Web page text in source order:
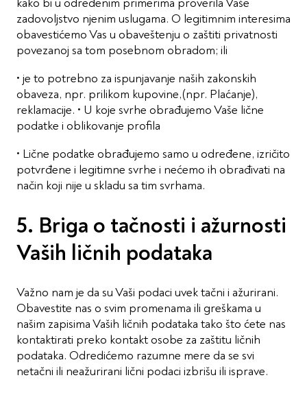
kako bi u određenim primerima proverila Vaše
zadovoljstvo njenim uslugama. O legitimnim interesima
obavestićemo Vas u obaveštenju o zaštiti privatnosti
povezanoj sa tom posebnom obradom; ili
• je to potrebno za ispunjavanje naših zakonskih
obaveza, npr. prilikom kupovine,(npr. Plaćanje),
reklamacije. • U koje svrhe obrađujemo Vaše lične
podatke i oblikovanje profila
• Lične podatke obrađujemo samo u određene, izričito
potvrđene i legitimne svrhe i nećemo ih obrađivati na
način koji nije u skladu sa tim svrhama.
5. Briga o tačnosti i ažurnosti
Vaših ličnih podataka
Važno nam je da su Vaši podaci uvek tačni i ažurirani.
Obavestite nas o svim promenama ili greškama u
našim zapisima Vaših ličnih podataka tako što ćete nas
kontaktirati preko kontakt osobe za zaštitu ličnih
podataka. Odredićemo razumne mere da se svi
netačni ili neažurirani lični podaci izbrišu ili isprave.